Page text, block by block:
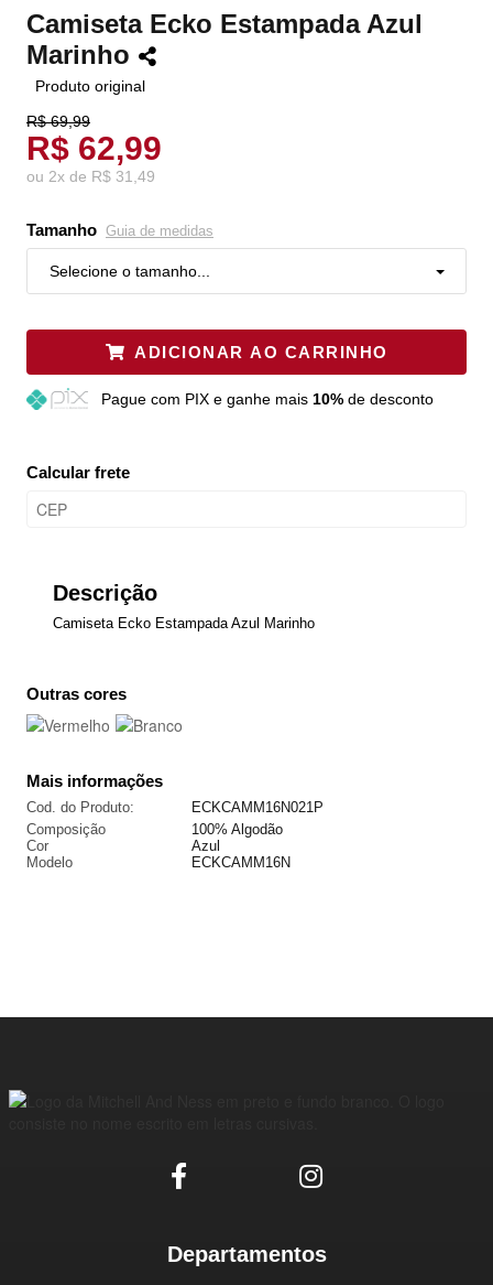
Camiseta Ecko Estampada Azul
Marinho
Produto original
R$ 69,99
R$ 62,99
ou 2x de R$ 31,49
Tamanho Guia de medidas
Selecione o tamanho...
ADICIONAR AO CARRINHO
Pague com PIX e ganhe mais 10%de desconto
Calcular frete
Descrição
Camiseta Ecko Estampada Azul Marinho
Outras cores
Mais informações
Cod. do Produto:
ECKCAMM16N021P
Composição
100% Algodão
Cor
Azul
Modelo
ECKCAMM16N
Departamentos